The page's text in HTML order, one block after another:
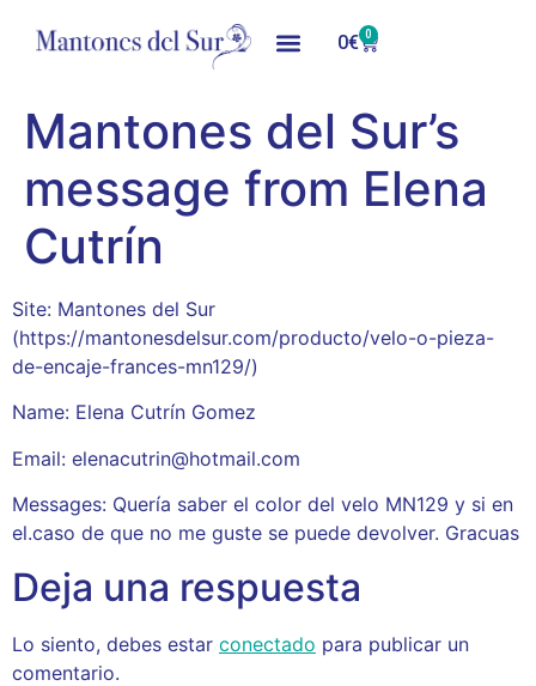
0€ 0
Mantones del Sur’s
message from Elena
Cutrín
Site: Mantones del Sur
(https://mantonesdelsur.com/producto/velo-o-pieza-
de-encaje-frances-mn129/)
Name: Elena Cutrín Gomez
Email: elenacutrin@hotmail.com
Messages: Quería saber el color del velo MN129 y si en
el.caso de que no me guste se puede devolver. Gracuas
Deja una respuesta
Lo siento, debes estar conectado para publicar un
comentario.